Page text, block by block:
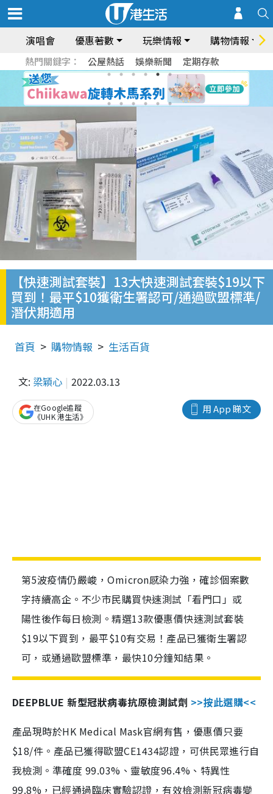
演唱會 優惠著數 玩樂情報 購物情報
熱門關鍵字： 公屋熱話 娛樂新聞 定期存款
【快速測試套裝】13大快速測試套裝$19以下
買到！最平$10獲衛生署認可/通過歐盟標準/
潛伏期適用
首頁 購物情報 生活百貨
文: 梁穎心 2022.03.13
用 App 睇文
在Google追蹤
《UHK 港生活》
第5波疫情仍嚴峻，Omicron感染力強，確診個案數
字持續高企。不少市民購買快速測試「看門口」或
陽性後作每日檢測。精選13款優惠價快速測試套裝
$19以下買到，最平$10有交易！產品已獲衛生署認
可，或通過歐盟標準，最快10分鐘知結果。
DEEPBLUE 新型冠狀病毒抗原檢測試劑 >>按此選購<<
產品現時於HK Medical Mask官網有售，優惠價只要
$18/件。產品已獲得歐盟CE1434認證，可供民眾進行自
我檢測。準確度 99.03%、靈敏度96.4%、特異性
99.8%，已經通過臨床實驗認證，有效檢測新冠病毒變